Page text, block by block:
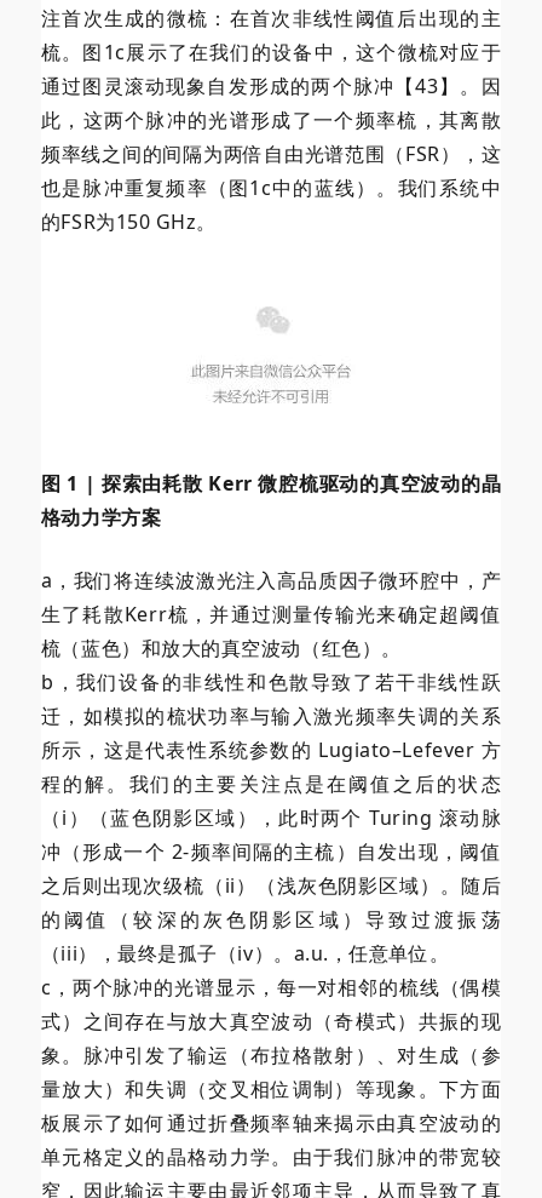
注首次生成的微梳：在首次非线性阈值后出现的主
梳。图1c展示了在我们的设备中，这个微梳对应于
通过图灵滚动现象自发形成的两个脉冲【43】。因
此，这两个脉冲的光谱形成了一个频率梳，其离散
频率线之间的间隔为两倍自由光谱范围（FSR），这
也是脉冲重复频率（图1c中的蓝线）。我们系统中
的FSR为150 GHz。
图 1 | 探索由耗散 Kerr 微腔梳驱动的真空波动的晶
格动力学方案
a，我们将连续波激光注入高品质因子微环腔中，产
生了耗散Kerr梳，并通过测量传输光来确定超阈值
梳（蓝色）和放大的真空波动（红色）。
b，我们设备的非线性和色散导致了若干非线性跃
迁，如模拟的梳状功率与输入激光频率失调的关系
所示，这是代表性系统参数的 Lugiato–Lefever 方
程的解。我们的主要关注点是在阈值之后的状态
（i）（蓝色阴影区域），此时两个 Turing 滚动脉
冲（形成一个 2-频率间隔的主梳）自发出现，阈值
之后则出现次级梳（ii）（浅灰色阴影区域）。随后
的阈值（较深的灰色阴影区域）导致过渡振荡
（iii），最终是孤子（iv）。a.u.，任意单位。
c，两个脉冲的光谱显示，每一对相邻的梳线（偶模
式）之间存在与放大真空波动（奇模式）共振的现
象。脉冲引发了输运（布拉格散射）、对生成（参
量放大）和失调（交叉相位调制）等现象。下方面
板展示了如何通过折叠频率轴来揭示由真空波动的
单元格定义的晶格动力学。由于我们脉冲的带宽较
窄，因此输运主要由最近邻项主导，从而导致了真